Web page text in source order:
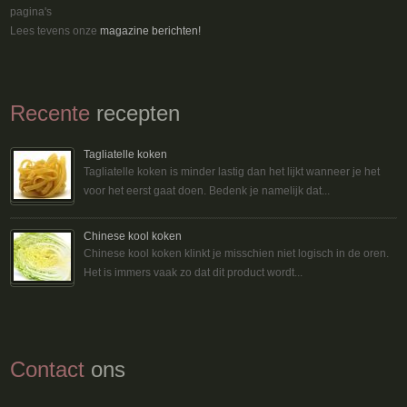
pagina's
Lees tevens onzemagazine berichten!
Recente recepten
Tagliatelle koken
Tagliatelle koken is minder lastig dan het lijkt wanneer je het
voor het eerst gaat doen. Bedenk je namelijk dat...
Chinese kool koken
Chinese kool koken klinkt je misschien niet logisch in de oren.
Het is immers vaak zo dat dit product wordt...
Contact ons